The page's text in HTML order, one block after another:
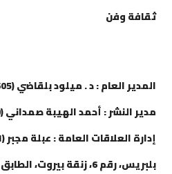
ثقافة وفن
المدير العام : د . ميلود بلقاضي (0661100605)
مدير النشر : أحمد الهيبة صمداني (0659506080)
إدارة العلاقات العامة : عبلة مجبر (0707315941)